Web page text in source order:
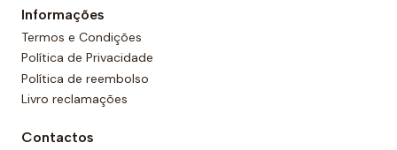
Informações
Termos e Condições
Política de Privacidade
Política de reembolso
Livro reclamações
Contactos